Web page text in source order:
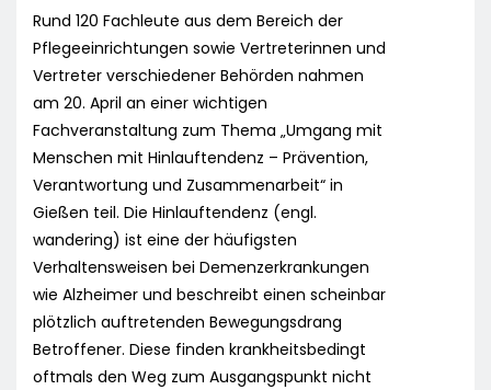
Rund 120 Fachleute aus dem Bereich der
Pflegeeinrichtungen sowie Vertreterinnen und
Vertreter verschiedener Behörden nahmen
am 20. April an einer wichtigen
Fachveranstaltung zum Thema „Umgang mit
Menschen mit Hinlauftendenz – Prävention,
Verantwortung und Zusammenarbeit“ in
Gießen teil. Die Hinlauftendenz (engl.
wandering) ist eine der häufigsten
Verhaltensweisen bei Demenzerkrankungen
wie Alzheimer und beschreibt einen scheinbar
plötzlich auftretenden Bewegungsdrang
Betroffener. Diese finden krankheitsbedingt
oftmals den Weg zum Ausgangspunkt nicht